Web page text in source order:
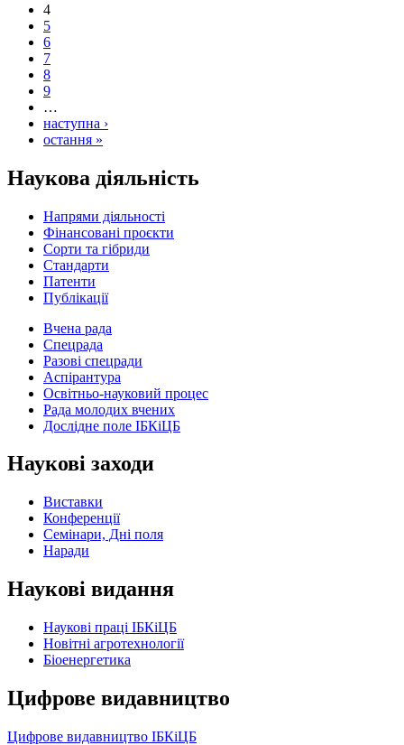
4
5
6
7
8
9
…
наступна ›
остання »
Наукова діяльність
Напрями діяльності
Фінансовані проєкти
Сорти та гібриди
Стандарти
Патенти
Публікації
Вчена рада
Спецрада
Разові спецради
Аспірантура
Освітньо-науковий процес
Рада молодих вчених
Дослідне поле ІБКіЦБ
Наукові заходи
Виставки
Конференції
Семінари, Дні поля
Наради
Наукові видання
Наукові праці ІБКіЦБ
Новітні агротехнології
Бiоенергетика
Цифрове видавництво
Цифрове видавництво ІБКіЦБ